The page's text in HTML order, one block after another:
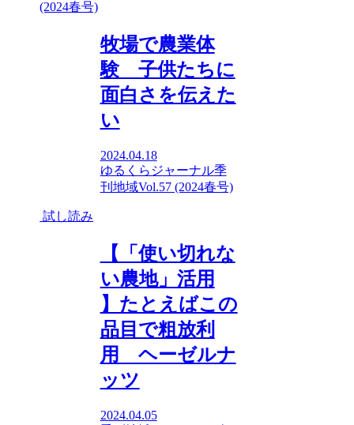
(2024春号)
牧場で農業体
験 子供たちに
面白さを伝えた
い
2024.04.18
ゆるくらジャーナル季
刊地域Vol.57 (2024春号)
試し読み
【「使い切れな
い農地」活用
】たとえばこの
品目で粗放利
用 ヘーゼルナ
ッツ
2024.04.05